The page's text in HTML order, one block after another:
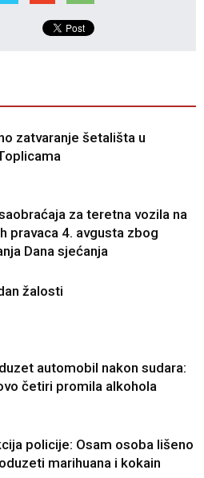
zatvaranje šetališta u
za teretna vozila na
pravaca 4. avgusta zbog
Dana sjećanja
žalosti
automobil nakon sudara:
četiri promila alkohola
policije: Osam osoba lišeno
marihuana i kokain